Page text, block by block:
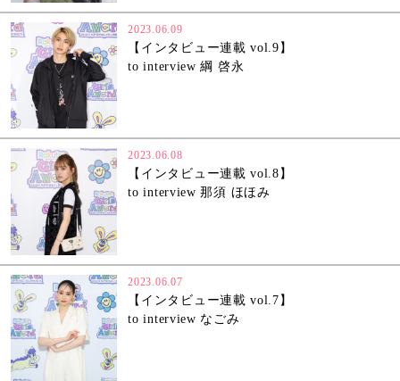
2023.06.09
【インタビュー連載 vol.9】
to interview 綱 啓永
2023.06.08
【インタビュー連載 vol.8】
to interview 那須 ほほみ
2023.06.07
【インタビュー連載 vol.7】
to interview なごみ